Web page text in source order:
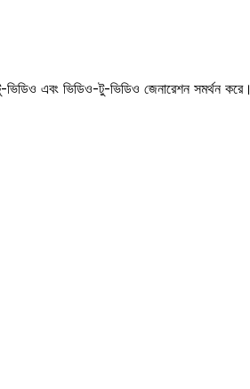
এবং ভিডিও-টু-ভিডিও জেনারেশন সমর্থন করে।